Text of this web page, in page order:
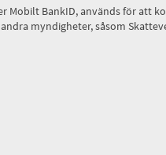
BankID, används för att
myndigheter, såsom